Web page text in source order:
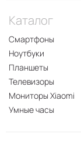
Каталог
Смартфоны
Ноутбуки
Планшеты
Телевизоры
Мониторы Xiaomi
Умные часы